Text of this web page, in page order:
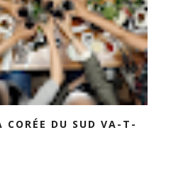
CORÉE DU SUD VA-T-